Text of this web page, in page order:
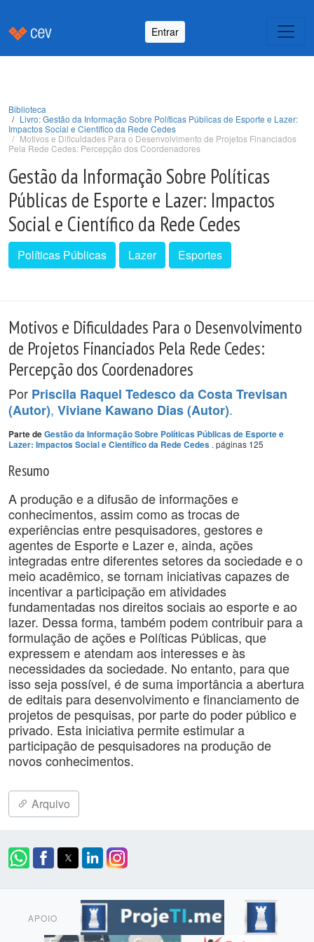
Entrar
Biblioteca
Livro: Gestão da Informação Sobre Políticas Públicas de Esporte e Lazer:
Impactos Social e Científico da Rede Cedes
Motivos e Dificuldades Para o Desenvolvimento de Projetos Financiados
Pela Rede Cedes: Percepção dos Coordenadores
Gestão da Informação Sobre Políticas
Públicas de Esporte e Lazer: Impactos
Social e Científico da Rede Cedes
Políticas Públicas Lazer Esportes
Motivos e Dificuldades Para o Desenvolvimento
de Projetos Financiados Pela Rede Cedes:
Percepção dos Coordenadores
Por Priscila Raquel Tedesco da Costa Trevisan
(Autor), Viviane Kawano Dias (Autor).
Parte deGestão da Informação Sobre Políticas Públicas de Esporte e
Lazer: Impactos Social e Científico da Rede Cedes . páginas 125
Resumo
A produção e a difusão de informações e
conhecimentos, assim como as trocas de
experiências entre pesquisadores, gestores e
agentes de Esporte e Lazer e, ainda, ações
integradas entre diferentes setores da sociedade e o
meio acadêmico, se tornam iniciativas capazes de
incentivar a participação em atividades
fundamentadas nos direitos sociais ao esporte e ao
lazer. Dessa forma, também podem contribuir para a
formulação de ações e Políticas Públicas, que
expressem e atendam aos interesses e às
necessidades da sociedade. No entanto, para que
isso seja possível, é de suma importância a abertura
de editais para desenvolvimento e financiamento de
projetos de pesquisas, por parte do poder público e
privado. Esta iniciativa permite estimular a
participação de pesquisadores na produção de
novos conhecimentos.
Arquivo
APOIO